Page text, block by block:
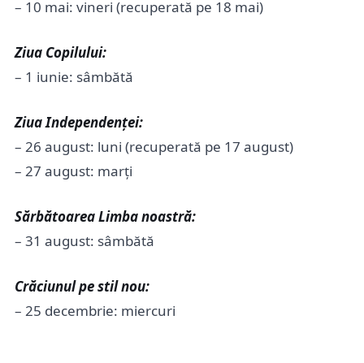
– 10 mai: vineri (recuperată pe 18 mai)
Ziua Copilului:
– 1 iunie: sâmbătă
Ziua Independenței:
– 26 august: luni (recuperată pe 17 august)
– 27 august: marți
Sărbătoarea Limba noastră:
– 31 august: sâmbătă
Crăciunul pe stil nou:
– 25 decembrie: miercuri